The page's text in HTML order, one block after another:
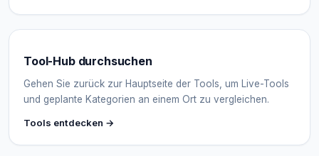
Tool-Hub durchsuchen
Gehen Sie zurück zur Hauptseite der Tools, um Live-Tools
und geplante Kategorien an einem Ort zu vergleichen.
Tools entdecken →